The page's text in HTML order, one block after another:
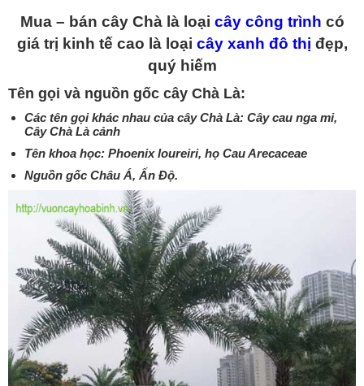
Mua – bán cây Chà là loại cây công trình có
giá trị kinh tế cao là loại cây xanh đô thị đẹp,
quý hiếm
Tên gọi và nguồn gốc cây Chà Là:
Các tên gọi khác nhau của cây Chà Là: Cây cau nga mi,
Cây Chà Là cảnh
Tên khoa học: Phoenix loureiri, họ Cau Arecaceae
Nguồn gốc Châu Á, Ấn Độ.